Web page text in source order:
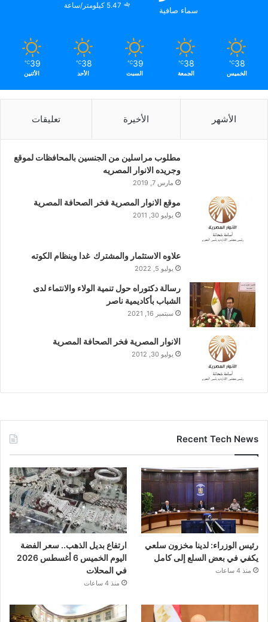
سماء صافية 5.47 كيلومتر/ساعة
38
℃
الخميس
38
℃
الجمعة
39
℃
السبت
38
℃
الأحد
39
℃
الأثنين
الأشهر الأخيرة تعليقات
مطلوب مراسلين من الجنسين بالمحافظات لموقع
وجريده الانوار المصريه
مارس 7, 2019
موقع الانوار المصرية فخر الصحافة المصرية
يوليو 30, 2011
علاوه الاستثمار والمشترك غدا وبنظام الكوته
يوليو 5, 2022
رسالة دكتوراه حول تنمية الولاء والانتماء لدى
الشباب بأكاديمية ناصر
سبتمبر 16, 2021
الانوار المصرية فخر الصحافة المصرية
يوليو 30, 2012
Recent Tech News
رئيس الوزراء: لدينا مخزون سلعي
يكفي في بعض السلع إلى كامل
منذ 4 ساعات
ارتفاع بديل الذهب.. سعر الفضة
اليوم الخميس 6 أغسطس 2026
في المحلات
منذ 4 ساعات